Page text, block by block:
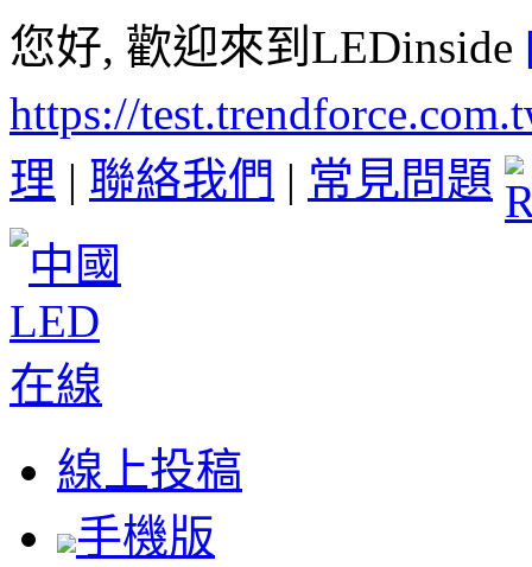
您好, 歡迎來到LEDinside
https://
理 | 聯絡我們 | 常見問題
線上投稿
手機版